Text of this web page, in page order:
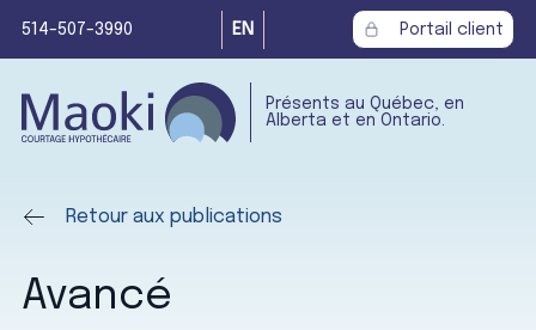
514-507-3990 EN Portail client
Présents au Québec, en
Alberta et en Ontario.
Avancé
Retour aux publications